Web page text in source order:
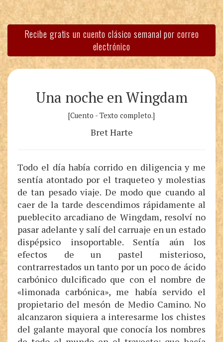
Recibe gratis un cuento clásico semanal por correo
electrónico
Una noche en Wingdam
[Cuento - Texto completo.]
Bret Harte
Todo el día había corrido en diligencia y me
sentía atontado por el traqueteo y molestias
de tan pesado viaje. De modo que cuando al
caer de la tarde descendimos rápidamente al
pueblecito arcadiano de Wingdam, resolví no
pasar adelante y salí del carruaje en un estado
dispépsico insoportable. Sentía aún los
efectos de un pastel misterioso,
contrarrestados un tanto por un poco de ácido
carbónico dulcificado que con el nombre de
«limonada carbónica», me había servido el
propietario del mesón de Medio Camino. No
alcanzaron siquiera a interesarme los chistes
del galante mayoral que conocía los nombres